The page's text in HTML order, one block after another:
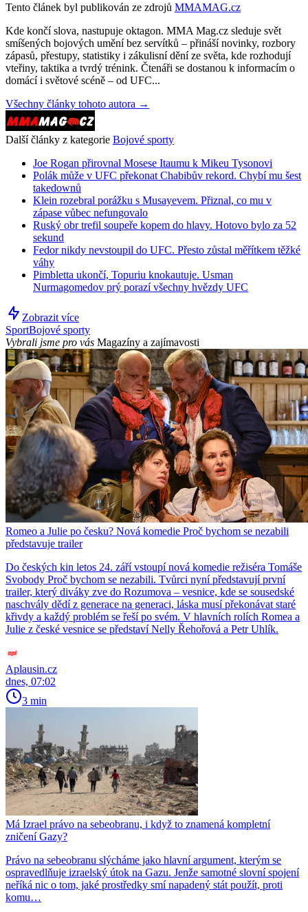
Tento článek byl publikován ze zdrojů MMAMAG.cz
Kde končí slova, nastupuje oktagon. MMA Mag.cz sleduje svět
smíšených bojových umění bez servítků – přináší novinky, rozbory
zápasů, přestupy, statistiky i zákulisní dění ze světa, kde rozhodují
vteřiny, taktika a tvrdý trénink. Čtenáři se dostanou k informacím o
domácí i světové scéně – od UFC...
Všechny články tohoto autora →
Další články z kategorie Bojové sporty
Joe Rogan přirovnal Mosese Itaumu k Mikeu Tysonovi
Polák může v UFC překonat Chabibův rekord. Chybí mu šest
takedownů
Klein rozebral porážku s Musayevem. Přiznal, co mu v
zápase vůbec nefungovalo
Ruský obr trefil soupeře kopem do hlavy. Hotovo bylo za 52
sekund
Fedor nikdy nevstoupil do UFC. Přesto zůstal měřítkem těžké
váhy
Pimbletta ukončí, Topuriu knokautuje. Usman
Nurmagomedov prý porazí všechny hvězdy UFC
Zobrazit více
SportBojové sporty
Vybrali jsme pro vás Magazíny a zajímavosti
Romeo a Julie po česku? Nová komedie Proč bychom se nezabili
představuje trailer
Do českých kin letos 24. září vstoupí nová komedie režiséra Tomáše
Svobody Proč bychom se nezabili. Tvůrci nyní představují první
trailer, který diváky zve do Rozumova – vesnice, kde se sousedské
naschvály dědí z generace na generaci, láska musí překonávat staré
křivdy a každý problém se řeší po svém. V hlavních rolích Romea a
Julie z české vesnice se představí Nelly Řehořová a Petr Uhlík.
Aplausin.cz
dnes, 07:02
3 min
Má Izrael právo na sebeobranu, i když to znamená kompletní
zničení Gazy?
Právo na sebeobranu slýcháme jako hlavní argument, kterým se
ospravedlňuje izraelský útok na Gazu. Jenže samotné slovní spojení
neříká nic o tom, jaké prostředky smí napadený stát použít, proti
komu…